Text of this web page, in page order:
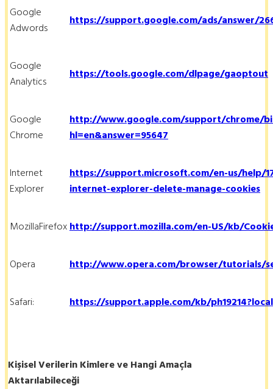
Google
Adwords
https://support.google.com/ads/answer/
Google
Analytics
https://tools.google.com/dlpage/gaoptout
Google
Chrome
http://www.google.com/support/chrome/
hl=en&answer=95647
Internet
Explorer
https://support.microsoft.com/en-us/help/
internet-explorer-delete-manage-cookies
MozillaFirefoxhttp://support.mozilla.com/en-US/kb/
Opera http://www.opera.com/browser/tutorials/
Safari: https://support.apple.com/kb/
Kişisel Verilerin Kimlere ve Hangi Amaçla
Aktarılabileceği